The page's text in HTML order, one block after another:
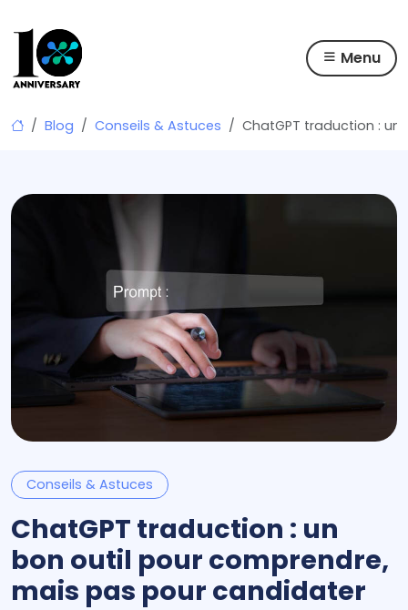
Skip
Menu
Blog Conseils & Astuces ChatGPT traduction :
Conseils & Astuces
ChatGPT traduction : un
bon outil pour comprendre,
mais pas pour candidater